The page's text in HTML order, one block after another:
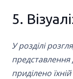
5.
У розділі
представлення
приділено